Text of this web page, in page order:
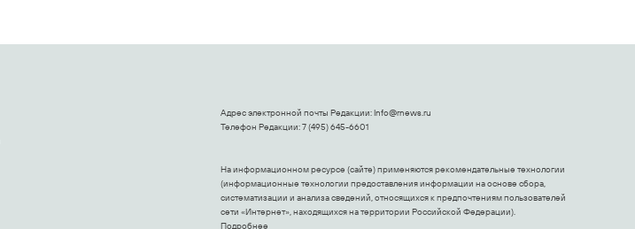
Адрес электронной почты Редакции:Info@rnews.ru
Телефон Редакции: 7 (495) 645-6601
На информационном ресурсе (сайте) применяются рекомендательные технологии
(информационные технологии предоставления информации на основе сбора,
систематизации и анализа сведений, относящихся к предпочтениям пользователей
сети «Интернет», находящихся на территории Российской Федерации).
Подробнее